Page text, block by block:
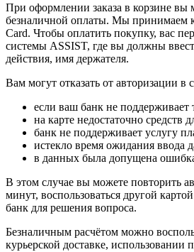
При оформлении заказа в корзине вы
безналичной оплаты. Мы принимаем
Card. Чтобы оплатить покупку, вас
системы ASSIST, где вы должны
действия, имя держателя.
Вам могут отказать от авторизации в
если ваш банк не поддерживает
на карте недостаточно средств
банк не поддерживает услугу
истекло время ожидания ввода
в данных была допущена
В этом случае вы можете повторить
минут, воспользоваться другой
банк для решения вопроса.
Безналичным расчётом можно
курьерской доставке, использовании